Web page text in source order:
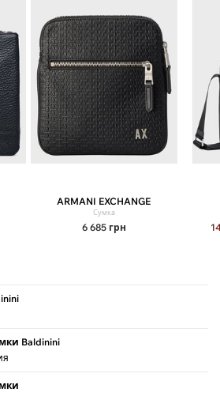
ARMANI EXCHANGE
Сумка
6 685 грн
Baldinini